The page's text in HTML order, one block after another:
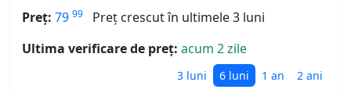
Preț: 79 99
Preț crescut în ultimele 3 luni
Ultima verificare de preț: acum 2 zile
3 luni 6 luni 1 an 2 ani